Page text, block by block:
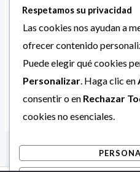
NIÑAS EN EL HOSPITAL I
de Mara tendrán mejor calidad
Hospital
San
Rafael
Leer más »
Respetamos su privacidad
Las cookies nos ayudan a
ofrecer contenido
Puede elegir qué cookies
Personalizar. Haga clic en
consentir o en Rechazar
cookies no esenciales.